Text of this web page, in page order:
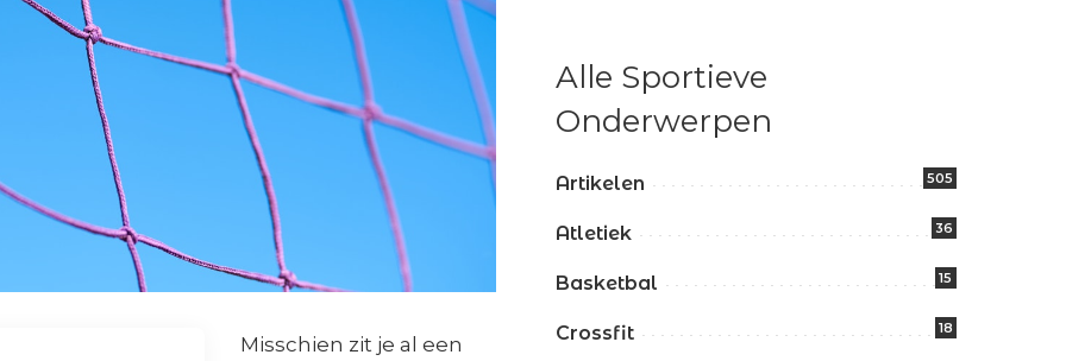
Misschien zit je al een
Alle Sportieve
Onderwerpen
Artikelen 505
Atletiek 36
Basketbal 15
Crossfit 18